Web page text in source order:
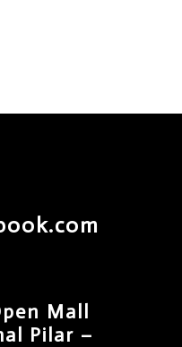
Mall
Pilar –